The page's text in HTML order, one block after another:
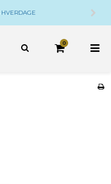
DANSK WEBSHOP BELIGGENDE PÅ
0